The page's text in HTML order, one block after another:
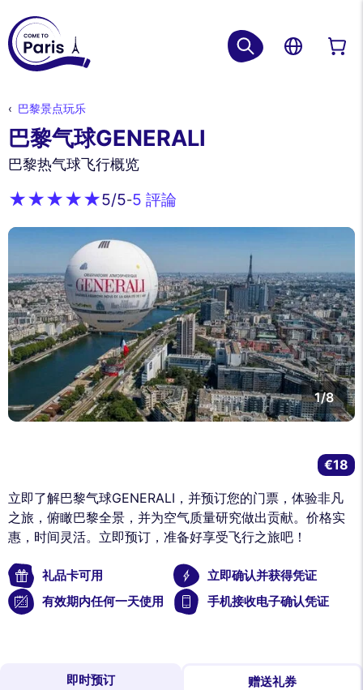
巴黎景点玩乐
巴黎气球GENERALI
巴黎热气球飞行概览
5/5-5 評論
1/8
立即了解巴黎气球GENERALI，并预订您的门票，体验非凡
之旅，俯瞰巴黎全景，并为空气质量研究做出贡献。价格实
惠，时间灵活。立即预订，准备好享受飞行之旅吧！
礼品卡可用
立即确认并获得凭证
有效期内任何一天使用
手机接收电子确认凭证
€18
即时预订 赠送礼券